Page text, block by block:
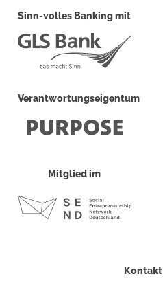
Deutsche
Sinn-volles Banking mit
Verantwortungseigentum
Mitglied im
Kontakt